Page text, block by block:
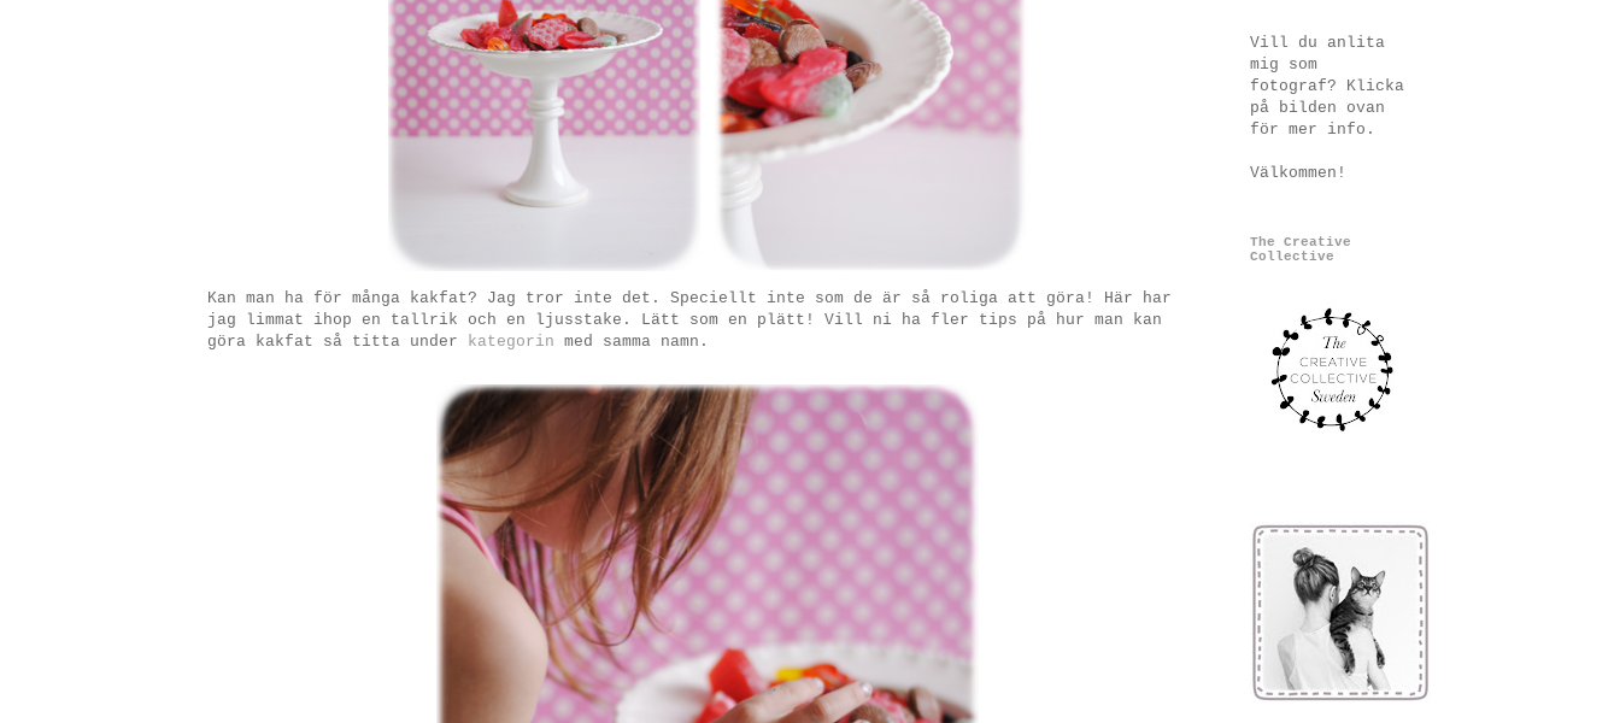
Kan man ha för många kakfat? Jag tror inte det. Speciellt inte som de är så roliga att göra! Här har
jag limmat ihop en tallrik och en ljusstake. Lätt som en plätt! Vill ni ha fler tips på hur man kan
göra kakfat så titta under
kategorin med samma namn.
Vill du anlita
mig som
fotograf? Klicka
på bilden ovan
för mer info.
Välkommen!
The Creative
Collective